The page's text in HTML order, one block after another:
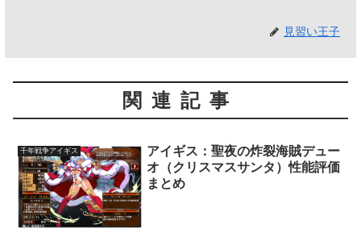
見習い王子
関連記事
千年戦争アイギス
アイギス：聖夜の炸裂海賊デュー
オ（クリスマスサンタ）性能評価
まとめ